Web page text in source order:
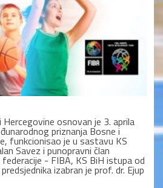
osnovan je 3. aprila
priznanja Bosne i
funkcionisao je u sastavu KS
Savez i punopravni član
- FIBA, KS BiH istupa od
izabran je prof. dr. Ejup